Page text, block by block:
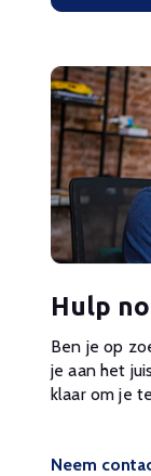
Hulp
Ben je op
je aan het
klaar om je
Neem